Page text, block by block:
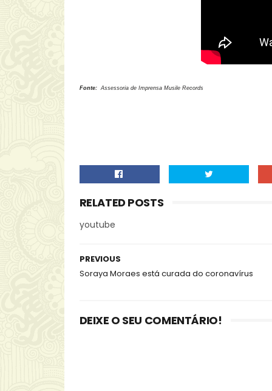
Fonte:Assessoria de Imprensa Musile Records
RELATED POSTS
youtube
PREVIOUS
Soraya Moraes está curada do coronavírus
DEIXE O SEU COMENTÁRIO!